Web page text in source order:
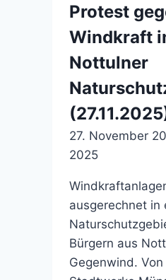
Protest
Windkraft
Nottulner
27. November
2025
ausgerechnet in
Bürgern aus
Gegenwind.